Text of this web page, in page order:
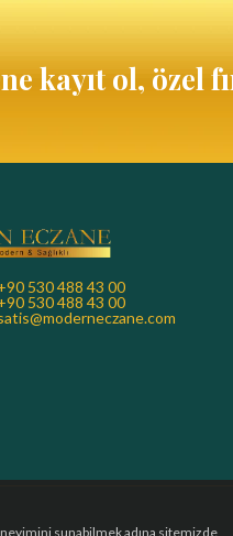
kayıt ol, özel
530 488 43 00
530 488 43 00
sunabilmek adına sitemizde